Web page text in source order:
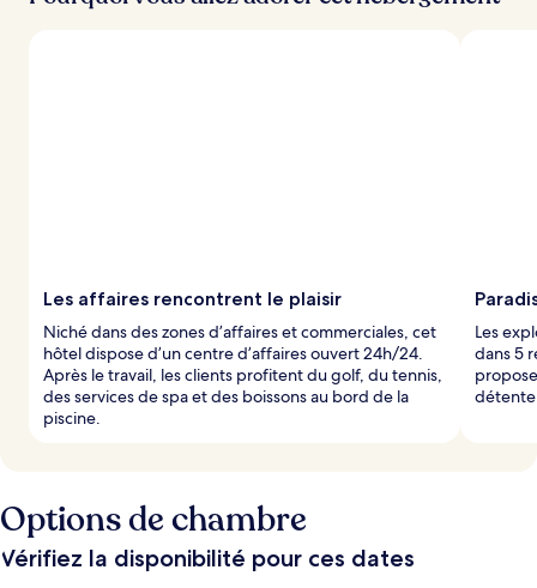
Les affaires rencontrent le plaisir
Niché dans des zones d’affaires et commerciales, cet
hôtel dispose d’un centre d’affaires ouvert 24h/24.
Après le travail, les clients profitent du golf, du tennis,
des services de spa et des boissons au bord de la
piscine.
Les
dans 5
détente
Options de chambre
Vérifiez la disponibilité pour ces dates